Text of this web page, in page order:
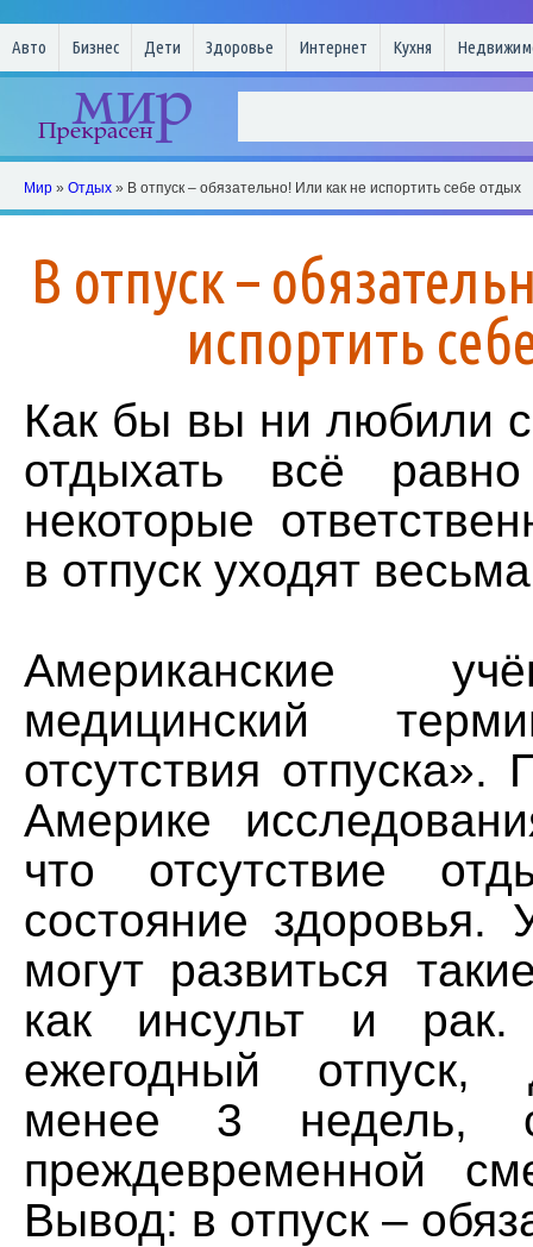
Авто Бизнес Дети Здоровье Интернет Кухня
Мир » Отдых » В отпуск – обязательно! Или как не испортить себе отдых
В отпуск –
испортить
Как бы вы ни любили
отдыхать всё
некоторые
в отпуск уходят
Американские
медицинский
отсутствия
Америке
что отсутствие
состояние здоровья.
могут развиться
как инсульт и рак.
ежегодный
менее 3 недель,
преждевременной
Вывод: в отпуск –